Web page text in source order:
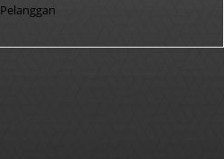
Pelanggan